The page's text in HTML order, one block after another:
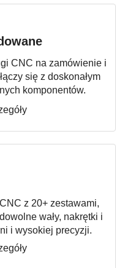
CNC na zamówienie i
się z doskonałym
komponentów.
z 20+ zestawami,
wały, nakrętki i
i wysokiej precyzji.